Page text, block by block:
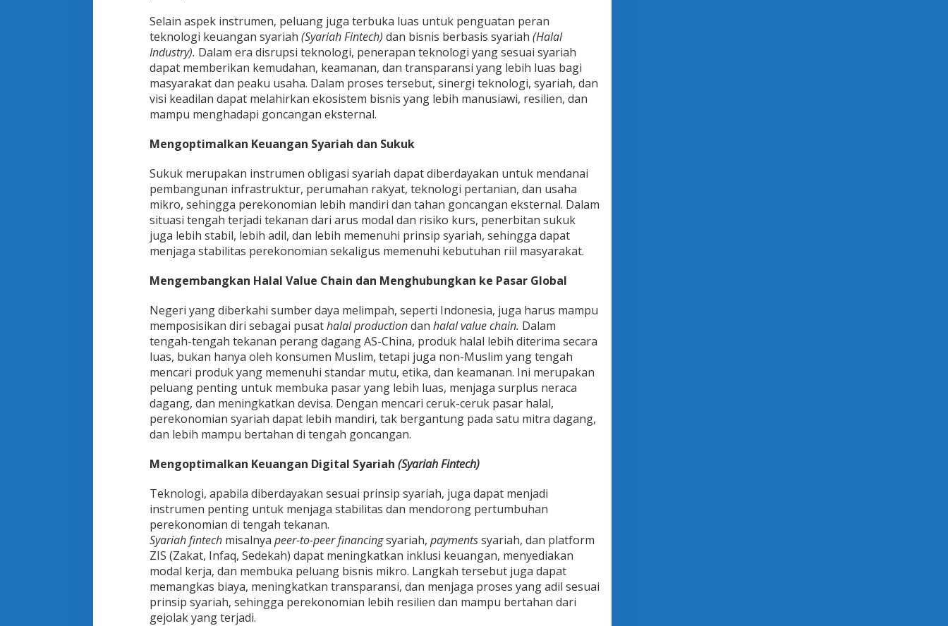
Selain aspek instrumen, peluang juga terbuka luas untuk penguatan peran
teknologi keuangan syariah (Syariah Fintech) dan bisnis berbasis syariah (Halal
Industry). Dalam era disrupsi teknologi, penerapan teknologi yang sesuai syariah
dapat memberikan kemudahan, keamanan, dan transparansi yang lebih luas bagi
masyarakat dan peaku usaha. Dalam proses tersebut, sinergi teknologi, syariah, dan
visi keadilan dapat melahirkan ekosistem bisnis yang lebih manusiawi, resilien, dan
mampu menghadapi goncangan eksternal.
Mengoptimalkan Keuangan Syariah dan Sukuk
Sukuk merupakan instrumen obligasi syariah dapat diberdayakan untuk mendanai
pembangunan infrastruktur, perumahan rakyat, teknologi pertanian, dan usaha
mikro, sehingga perekonomian lebih mandiri dan tahan goncangan eksternal. Dalam
situasi tengah terjadi tekanan dari arus modal dan risiko kurs, penerbitan sukuk
juga lebih stabil, lebih adil, dan lebih memenuhi prinsip syariah, sehingga dapat
menjaga stabilitas perekonomian sekaligus memenuhi kebutuhan riil masyarakat.
Mengembangkan Halal Value Chain dan Menghubungkan ke Pasar Global
Negeri yang diberkahi sumber daya melimpah, seperti Indonesia, juga harus mampu
memposisikan diri sebagai pusathalal productiondan halal value chain. Dalam
tengah-tengah tekanan perang dagang AS-China, produk halal lebih diterima secara
luas, bukan hanya oleh konsumen Muslim, tetapi juga non-Muslim yang tengah
mencari produk yang memenuhi standar mutu, etika, dan keamanan. Ini merupakan
peluang penting untuk membuka pasar yang lebih luas, menjaga surplus neraca
dagang, dan meningkatkan devisa. Dengan mencari ceruk-ceruk pasar halal,
perekonomian syariah dapat lebih mandiri, tak bergantung pada satu mitra dagang,
dan lebih mampu bertahan di tengah goncangan.
Mengoptimalkan Keuangan Digital Syariah (Syariah Fintech)
Teknologi, apabila diberdayakan sesuai prinsip syariah, juga dapat menjadi
instrumen penting untuk menjaga stabilitas dan mendorong pertumbuhan
perekonomian di tengah tekanan.
Syariah fintechmisalnya peer-to-peer financingsyariah, paymentssyariah, dan platform
ZIS (Zakat, Infaq, Sedekah) dapat meningkatkan inklusi keuangan, menyediakan
modal kerja, dan membuka peluang bisnis mikro. Langkah tersebut juga dapat
memangkas biaya, meningkatkan transparansi, dan menjaga proses yang adil sesuai
prinsip syariah, sehingga perekonomian lebih resilien dan mampu bertahan dari
gejolak yang terjadi.